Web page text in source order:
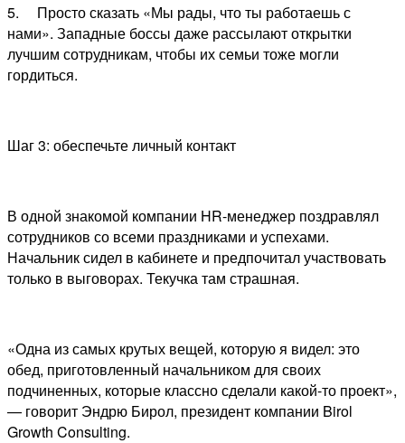
5. Просто сказать «Мы рады, что ты работаешь с
нами». Западные боссы даже рассылают открытки
лучшим сотрудникам, чтобы их семьи тоже могли
гордиться.
Шаг 3: обеспечьте личный контакт
В одной знакомой компании HR-менеджер поздравлял
сотрудников со всеми праздниками и успехами.
Начальник сидел в кабинете и предпочитал участвовать
только в выговорах. Текучка там страшная.
«Одна из самых крутых вещей, которую я видел: это
обед, приготовленный начальником для своих
подчиненных, которые классно сделали какой-то проект»,
— говорит Эндрю Бирол, президент компании Birol
Growth Consulting.